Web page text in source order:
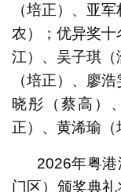
（培正）、亚
农）；优异奖
江）、吴子琪
（培正）、廖
晓彤（蔡高）
正）、黄浠瑜（
2026年粤港
门区）颁奖典